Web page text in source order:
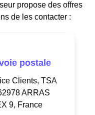
propose des offres
de les contacter :
postale
Clients, TSA
ARRAS
9, France